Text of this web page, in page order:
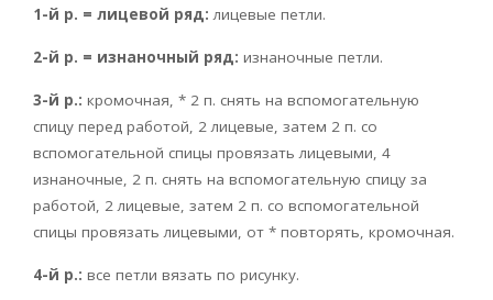
1-й р. = лицевой ряд:лицевые петли.
2-й р. = изнаночный ряд: изнаночные петли.
3-й р.: кромочная, * 2 п. снять на вспомогательную
спицу перед работой, 2 лицевые, затем 2 п. со
вспомогательной спицы провязать лицевыми, 4
изнаночные, 2 п. снять на вспомогательную спицу за
работой, 2 лицевые, затем 2 п. со вспомогательной
спицы провязать лицевыми, от * повторять, кромочная.
4-й р.: все петли вязать по рисунку.